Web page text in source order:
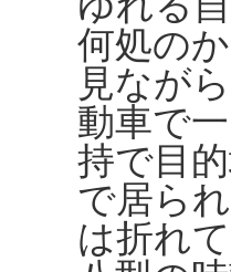
何処の
見なが
動車で
持で目
で居ら
は折れ